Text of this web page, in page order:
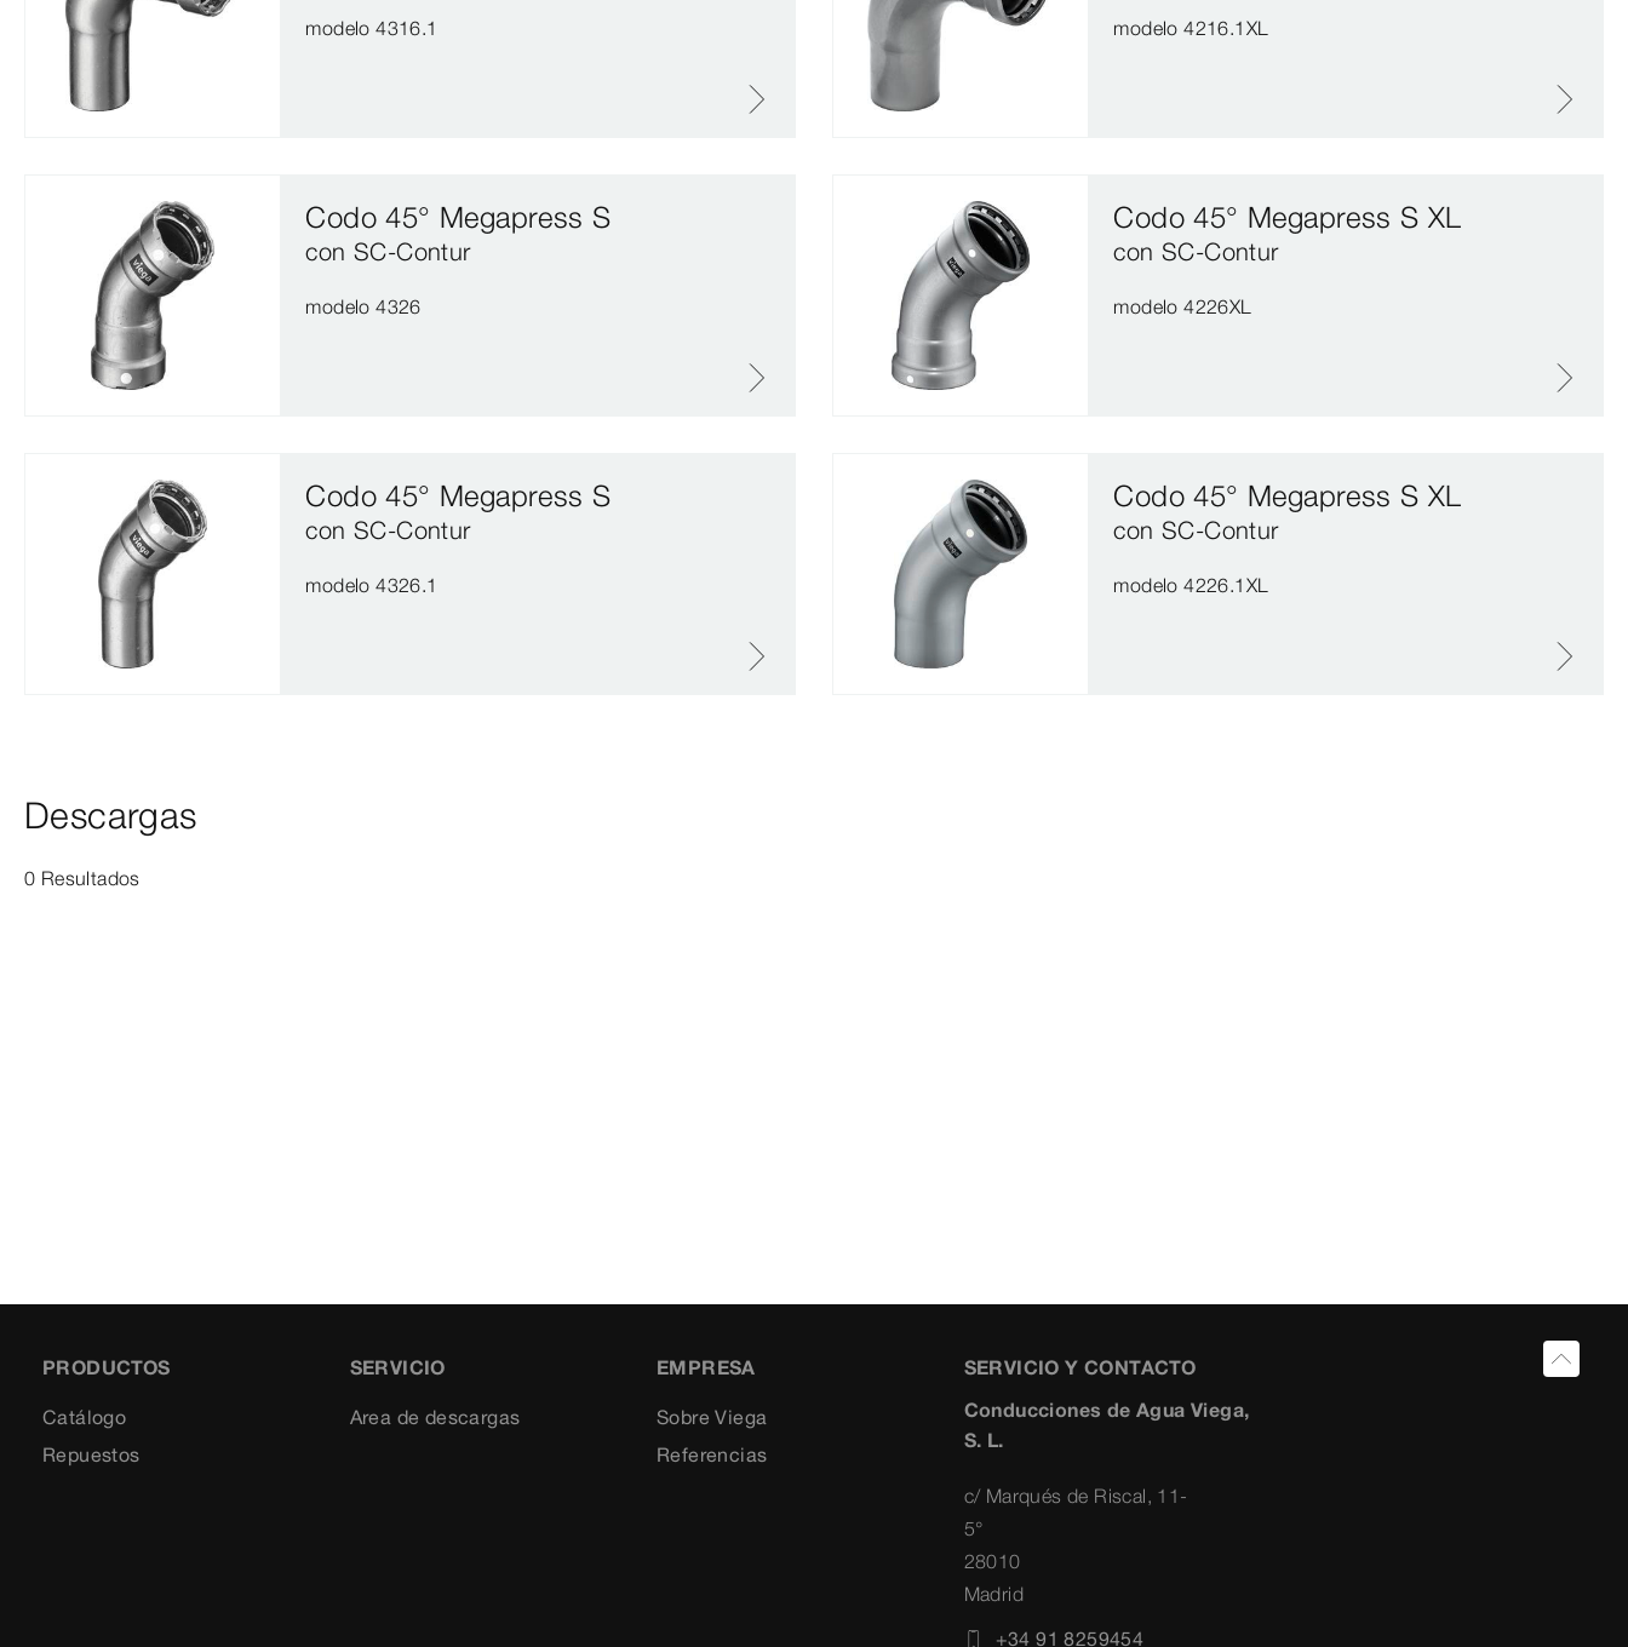
modelo 4316.1 modelo 4216.1XL
Codo 45° Megapress S
con SC‑Contur
modelo 4326
Codo 45° Megapress S XL
con SC‑Contur
modelo 4226XL
Codo 45° Megapress S
con SC‑Contur
modelo 4326.1
Codo 45° Megapress S XL
con SC‑Contur
modelo 4226.1XL
Descargas
0 Resultados
PRODUCTOS
Catálogo
Repuestos
SERVICIO
Area de descargas
EMPRESA
Sobre Viega
Referencias
SERVICIO Y CONTACTO
Conducciones de Agua Viega,
S. L.
c/ Marqués de Riscal, 11-
5°
28010
Madrid
+34 91 8259454